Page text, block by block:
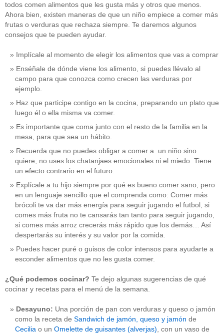
todos comen alimentos que les gusta más y otros que menos.
Ahora bien, existen maneras de que un niño empiece a comer más
frutas o verduras que rechaza siempre. Te daremos algunos
consejos que te pueden ayudar.
Implícale al momento de elegir los alimentos que vas a comprar
Enséñale de dónde viene los alimento, si puedes llévalo al
campo para que conozca como crecen las verduras por
ejemplo.
Haz que participe contigo en la cocina, preparando un plato que
luego él o ella misma va comer.
Es importante que coma junto con el resto de la familia en la
mesa, para que sea un hábito.
Recuerda que no puedes obligar a comer a un niño sino
quiere, no uses los chatanjaes emocionales ni el miedo. Tiene
un efecto contrario en el futuro.
Explícale a tu hijo siempre por qué es bueno comer sano, pero
en un lenguaje sencillo que el comprenda como: Comer más
brócoli te va dar más energía para seguir jugando el futbol, si
comes más fruta no te cansarás tan tanto para seguir jugando,
si comes más arroz crecerás más rápido que los demás… Así
despertarás su interés y su valor por la comida.
Puedes hacer puré o guisos de color intensos para ayudarte a
esconder alimentos que no les gusta comer.
¿Qué podemos cocinar? Te dejo algunas sugerencias de qué
cocinar y recetas para el menú de la semana.
Desayuno: Una porción de pan con verduras y queso o jamón
como la receta de Sandwich de jamón, queso y jamón de
Cecilia o un Omelette de guisantes (alverjas), con un vaso de